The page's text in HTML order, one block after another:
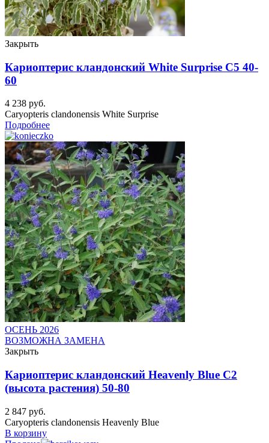
Закрыть
Кариоптерис кландонский White Surprise C5 40-
60
4 238 руб.
Caryopteris clandonensis White Surprise
Подробнее
ОСЕНЬ 2026
ВОЗМОЖНА ЗАМЕНА
Закрыть
Кариоптерис кландонский Heavenly Blue C2
(высота растения) 50-80
2 847 руб.
Caryopteris clandonensis Heavenly Blue
В корзину